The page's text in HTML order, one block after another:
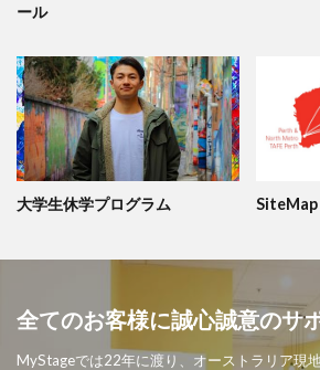
ール
大学生休学プログラム SiteMap
全てのお客様に誠心誠意のサ
MyStageでは22年に渡り、オーストラリア現